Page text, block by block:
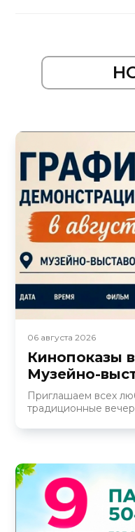
06 августа 2026
Кинопоказы в
Музейно-
Приглашаем всех
традиционные